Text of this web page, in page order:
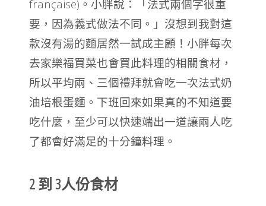
française)。 小胖說：「法式兩個字很重
要，因為義式做法不同。」 沒想到我對這
款沒有湯的麵居然一試成主顧！ 小胖每次
去家樂福買菜也會買此料理的相關食材，
所以平均兩、三個禮拜就會吃一次法式奶
油培根蛋麵。 下班回來如果真的不知道要
吃什麼，至少可以快速端出一道讓兩人吃
了都會好滿足的十分鐘料理。
2 到 3人份食材